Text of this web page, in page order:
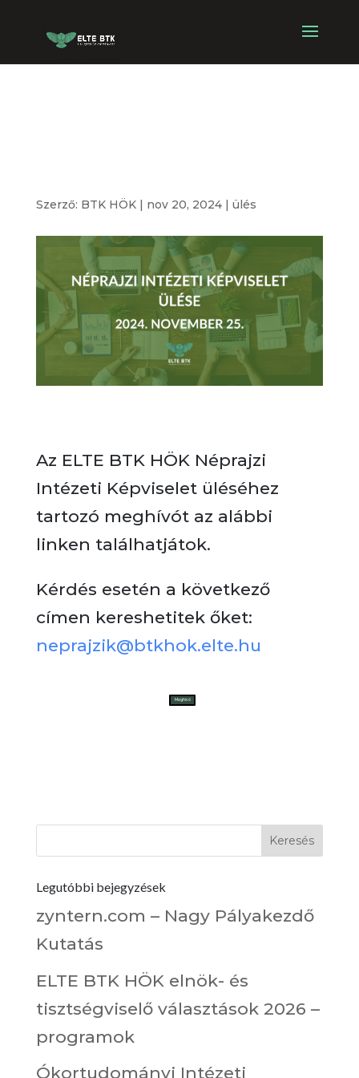
Szerző: BTK HÖK| nov 20, 2024| ülés
Az ELTE BTK HÖK Néprajzi
Intézeti Képviselet üléséhez
tartozó meghívót az alábbi
linken találhatjátok.
Kérdés esetén a következő
címen kereshetitek őket:
neprajzik@btkhok.elte.hu
Meghívó
Legutóbbi bejegyzések
zyntern.com – Nagy Pályakezdő
Kutatás
ELTE BTK HÖK elnök- és
tisztségviselő választások 2026 –
programok
Ókortudományi Intézeti